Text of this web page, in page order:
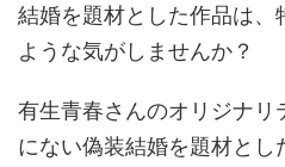
結婚を題材とした作品は、
ような気がしませんか？
有生青春さんのオリジナ
にない偽装結婚を題材と